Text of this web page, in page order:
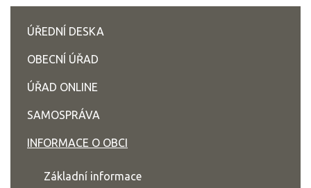
ÚŘEDNÍ DESKA
OBECNÍ ÚŘAD
ÚŘAD ONLINE
SAMOSPRÁVA
INFORMACE O OBCI
Základní informace